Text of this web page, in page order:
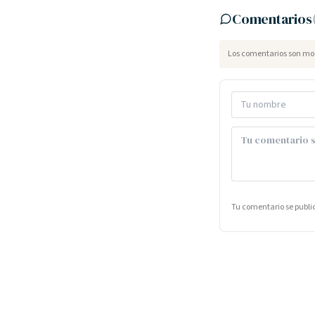
Comentarios
Los comentarios son
Tu comentario se